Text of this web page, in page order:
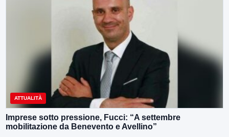
ATTUALITÀ
Imprese sotto pressione, Fucci: “A settembre
mobilitazione da Benevento e Avellino”